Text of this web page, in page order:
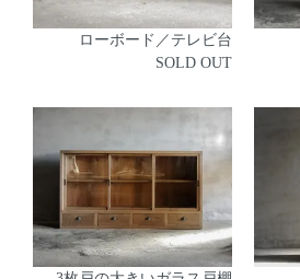
ローボード／テレビ台
SOLD OUT